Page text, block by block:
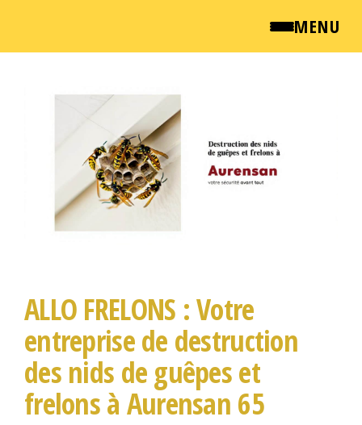
MENU
NEWSROOM
ENGLISH
ALLO FRELONS : Votre
entreprise de destruction
des nids de guêpes et
frelons à Aurensan 65